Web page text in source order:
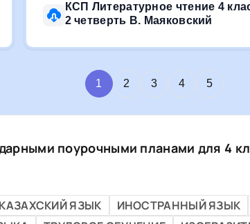
КСП Литературное чтение 4
2 четверть В. Маяковский
1 2 3 4 5
поурочными планами для 4
ЯЗЫК ИНОСТРАННЫЙ ЯЗЫК